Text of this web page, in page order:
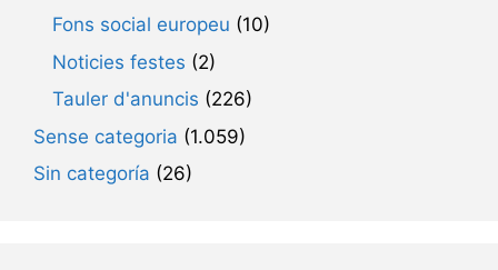
Fons social europeu (10)
Noticies festes (2)
Tauler d'anuncis (226)
Sense categoria (1.059)
Sin categoría (26)